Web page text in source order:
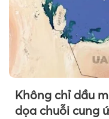
Không chỉ dầu
dọa chuỗi cung